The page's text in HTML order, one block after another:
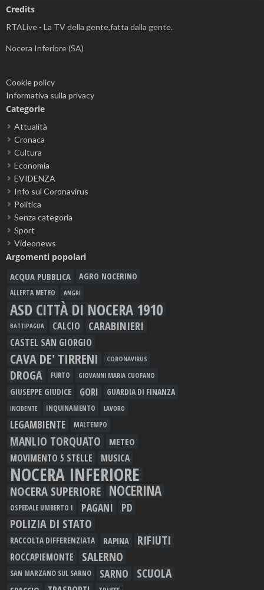
Credits
RTALive - La TV della gente,fatta dalla gente.
Nocera Inferiore (SA)
Cookie policy
Informativa sulla privacy
Categorie
Attualità
Cronaca
Cultura
Economia
EVIDENZA
Info sul Coronavirus
Politica
Senza categoria
Sport
Videonews
Argomenti popolari
ACQUA PUBBLICA AGRO NOCERINO
ALLERTA METEO ANGRI
ASD CITTÀ DI NOCERA 1910
BATTIPAGLIA CALCIO CARABINIERI
CASTEL SAN GIORGIO
CAVA DE' TIRRENI CORONAVIRUS
DROGA FURTO GIOVANNI MARIA CUOFANO
GIUSEPPE GIUDICE GORI GUARDIA DI FINANZA
INCIDENTE INQUINAMENTO LAVORO
LEGAMBIENTE MALTEMPO
MANLIO TORQUATO METEO
MOVIMENTO 5 STELLE MUSICA
NOCERA INFERIORE
NOCERA SUPERIORE NOCERINA
OSPEDALE UMBERTO I PAGANI PD
POLIZIA DI STATO
RACCOLTA DIFFERENZIATA RAPINA RIFIUTI
ROCCAPIEMONTE SALERNO
SAN MARZANO SUL SARNO SARNO SCUOLA